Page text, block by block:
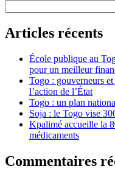
Articles récents
École publique au
pour un meilleur
Togo : gouverneurs
l’action de l’État
Togo : un plan
Soja : le Togo vise
Kpalimé accueille la
médicaments
Commentaires